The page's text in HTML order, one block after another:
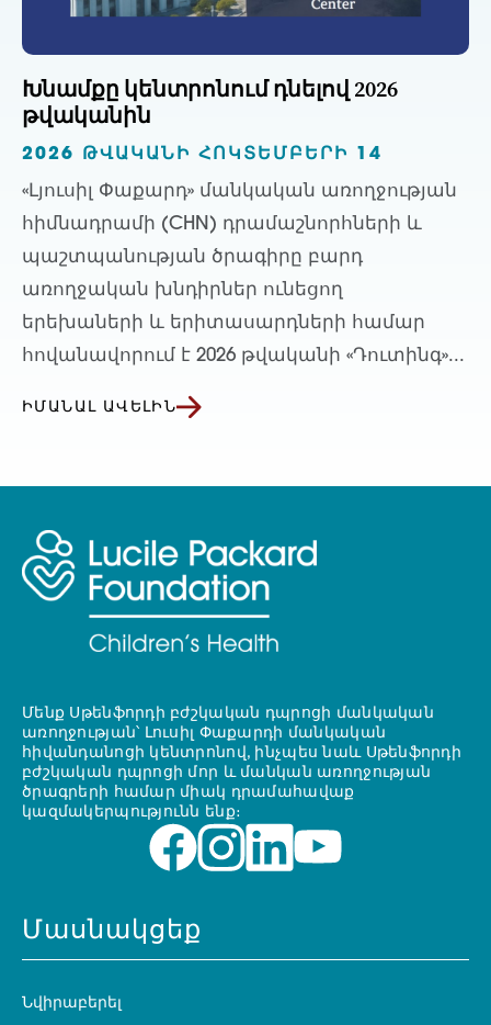
Խնամքը կենտրոնում դնելով 2026
թվականին
2026 ԹՎԱԿԱՆԻ ՀՈԿՏԵՄԲԵՐԻ 14
«Լյուսիլ Փաքարդ» մանկական առողջության
հիմնադրամի (CHN) դրամաշնորհների և
պաշտպանության ծրագիրը բարդ
առողջական խնդիրներ ունեցող
երեխաների և երիտասարդների համար
հովանավորում է 2026 թվականի «Դուտինգ»...
ԻՄԱՆԱԼ ԱՎԵԼԻՆ
Մենք Սթենֆորդի բժշկական դպրոցի մանկական
առողջության՝ Լուսիլ Փաքարդի մանկական
հիվանդանոցի կենտրոնով, ինչպես նաև Սթենֆորդի
բժշկական դպրոցի մոր և մանկան առողջության
ծրագրերի համար միակ դրամահավաք
կազմակերպությունն ենք։
Մասնակցեք
Նվիրաբերել